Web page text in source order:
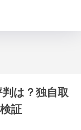
は？独自取
証